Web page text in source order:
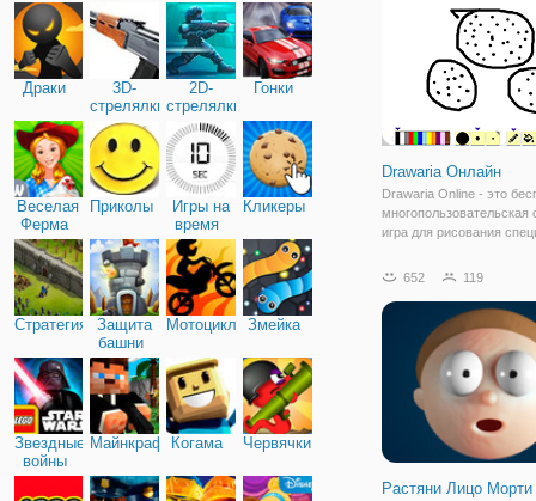
Драки
3D-
стрелялки
2D-
стрелялки
Гонки
Веселая
Ферма
Приколы
Игры на
время
Кликеры
Стратегия
Защита
башни
МотоциклыЗмейка
Звездные
войны
МайнкрафтКогама Червячки
Drawaria Онлайн
Drawaria Online - это
многопользовательская
игра для рисования
умение иллюстрировать
игрокам, и угадывать
нарисованное
652 119
Растяни Лицо Морти